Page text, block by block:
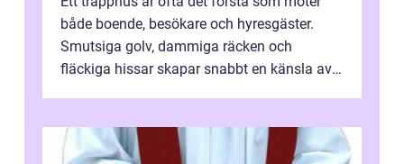
både boende, besökare och hyresgäster.
Smutsiga golv, dammiga räcken och
fläckiga hissar skapar snabbt en känsla av